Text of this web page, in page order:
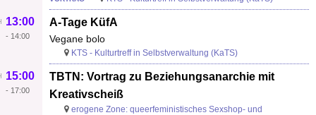
A-Tage KüfA
Vegane bolo
13:00
- 14:00
KTS - Kulturtreff in Selbstverwaltung (KaTS)
TBTN: Vortrag zu Beziehungsanarchie mit
Kreativscheiß
15:00
- 17:00
erogene Zone: queerfeministisches Sexshop- und